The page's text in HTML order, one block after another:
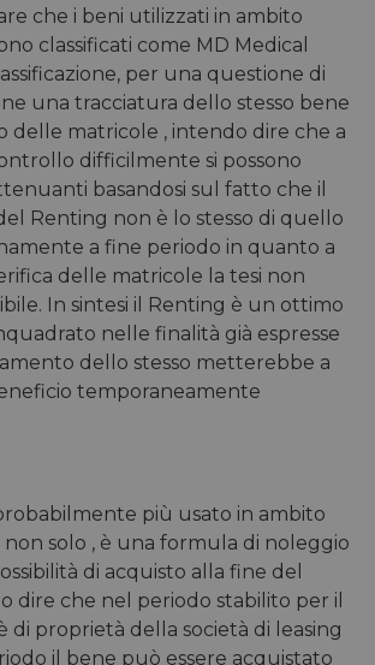
che i beni utilizzati in ambito
classificati come MD Medical
per una questione di
una tracciatura dello stesso bene
delle matricole , intendo dire che a
difficilmente si possono
basandosi sul fatto che il
Renting non è lo stesso di quello
a fine periodo in quanto a
delle matricole la tesi non
In sintesi il Renting è un ottimo
nelle finalità già espresse
dello stesso metterebbe a
temporaneamente
più usato in ambito
solo , è una formula di noleggio
di acquisto alla fine del
dire che nel periodo stabilito per il
di proprietà della società di leasing
il bene può essere acquistato